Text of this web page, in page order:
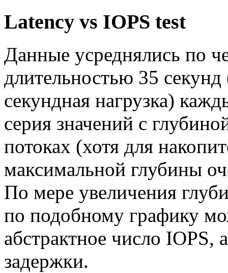
Latency vs IOPS test
Данные усреднялись по
длительностью 35
секундная нагрузка)
серия значений с
потоках (хотя для
максимальной глубины
По мере увеличения
по подобному графику
абстрактное число IOPS,
задержки.